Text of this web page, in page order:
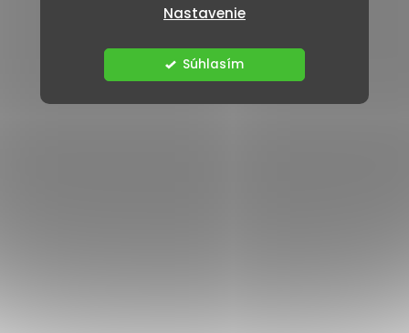
Nastavenie
Súhlasím